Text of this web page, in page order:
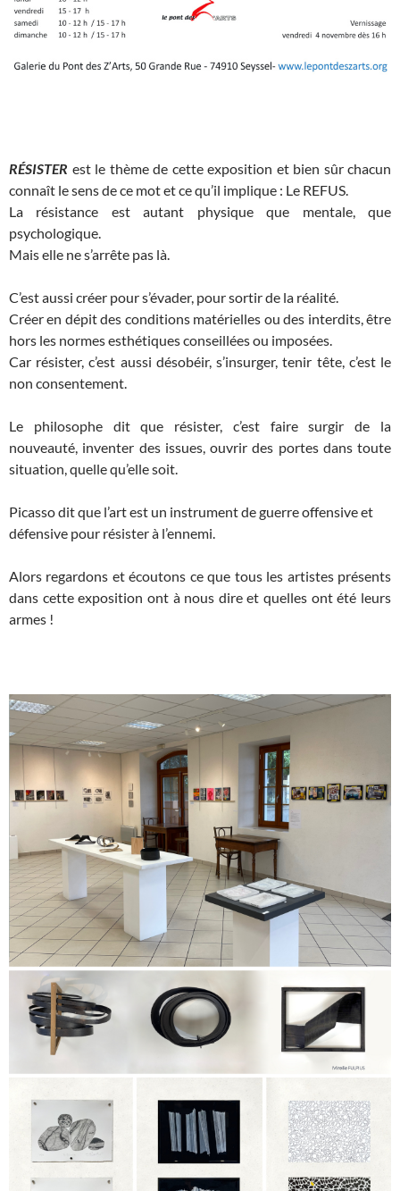
RÉSISTER est le thème de cette exposition et bien sûr chacun
connaît le sens de ce mot et ce qu’il implique : Le REFUS.
La résistance est autant physique que mentale, que
psychologique.
Mais elle ne s’arrête pas là.
C’est aussi créer pour s’évader, pour sortir de la réalité.
Créer en dépit des conditions matérielles ou des interdits, être
hors les normes esthétiques conseillées ou imposées.
Car résister, c’est aussi désobéir, s’insurger, tenir tête, c’est le
non consentement.
Le philosophe dit que résister, c’est faire surgir de la
nouveauté, inventer des issues, ouvrir des portes dans toute
situation, quelle qu’elle soit.
Picasso dit que l’art est un instrument de guerre offensive et
défensive pour résister à l’ennemi.
Alors regardons et écoutons ce que tous les artistes présents
dans cette exposition ont à nous dire et quelles ont été leurs
armes !